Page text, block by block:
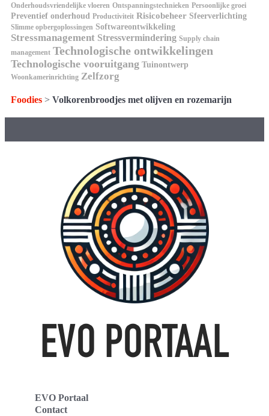
Onderhoudsvriendelijke vloeren Ontspanningstechnieken Persoonlijke groei
Preventief onderhoud Productiviteit Risicobeheer Sfeerverlichting
Slimme opbergoplossingen Softwareontwikkeling
Stressmanagement Stressvermindering Supply chain
management Technologische ontwikkelingen
Technologische vooruitgang Tuinontwerp
Woonkamerinrichting Zelfzorg
Foodies > Volkorenbroodjes met olijven en rozemarijn
EVO Portaal
Contact